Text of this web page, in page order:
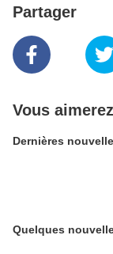
Partager
Vous
Dernières
Quelques